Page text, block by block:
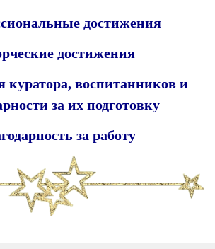
достижения
достижения
куратора, воспитанников и
за их подготовку
за работу